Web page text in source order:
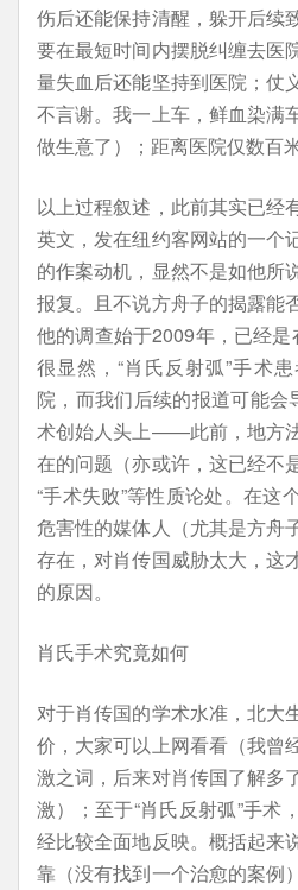
伤后还能保持清醒，躲开后续
要在最短时间内摆脱纠缠去医
量失血后还能坚持到医院；仗
不言谢。我一上车，鲜血染满
做生意了）；距离医院仅数百米
以上过程叙述，此前其实已经
英文，发在纽约客网站的一个
的作案动机，显然不是如他所
报复。且不说方舟子的揭露能
他的调查始于2009年，已经是
很显然，“肖氏反射弧”手术
院，而我们后续的报道可能会
术创始人头上——此前，地方
在的问题（亦或许，这已经不
“手术失败”等性质论处。在这
危害性的媒体人（尤其是方舟
存在，对肖传国威胁太大，这
的原因。
肖氏手术究竟如何
对于肖传国的学术水准，北大
价，大家可以上网看看（我曾
激之词，后来对肖传国了解多
激）；至于“肖氏反射弧”手术
经比较全面地反映。概括起来
靠（没有找到一个治愈的案例